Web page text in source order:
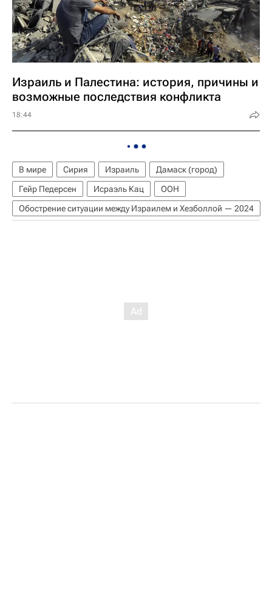
Израиль и Палестина: история, причины и
возможные последствия конфликта
18:44
В мире Сирия Израиль
Дамаск (город)
Гейр Педерсен
Исраэль Кац
ООН
Обострение ситуации между Израилем и Хезболлой — 2024